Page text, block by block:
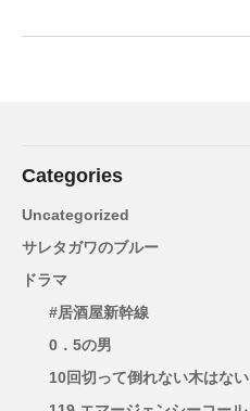
Categories
Uncategorized
サレタガワのブルー
ドラマ
#居酒屋新幹線
0．5の男
10回切って倒れない木はない